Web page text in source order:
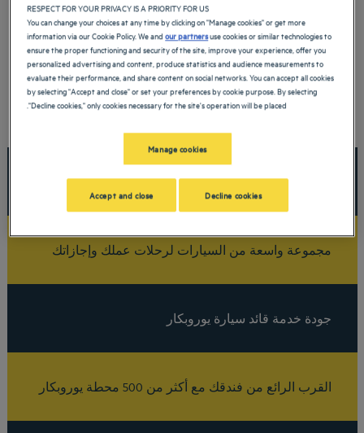
مجموعة واسعة من السيارات لرحلات عملك وإجازاتك
جودة خدمة قائد سيارة يوروبكار
القرب الرائع من فندقك مع أكثر من 500 محطة يوروبكار
RESPECT FOR YOUR PRIVACY IS A PRIORITY FOR US
You can change your choices at any time by clicking on "Manage cookies" or get more
information via our Cookie Policy. We andour partnersuse cookies or similar technologies to
ensure the proper functioning and security of the site, improve your experience, offer you
personalized advertising and content, produce statistics and audience measurements to
evaluate their performance, and share content on social networks. You can accept all cookies
by selecting "Accept and close" or set your preferences by cookie purpose. By selecting
"Decline cookies," only cookies necessary for the site's operation will be placed.
Manage cookies
Decline cookies
Accept and close